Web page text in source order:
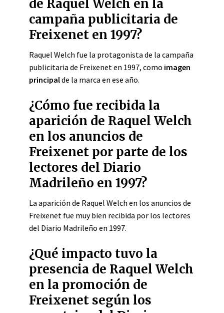
de Raquel Welch en la
campaña publicitaria de
Freixenet en 1997?
Raquel Welch fue la protagonista de la campaña
publicitaria de Freixenet en 1997, como imagen
principalde la marca en ese año.
¿Cómo fue recibida la
aparición de Raquel Welch
en los anuncios de
Freixenet por parte de los
lectores del Diario
Madrileño en 1997?
La aparición de Raquel Welch en los anuncios de
Freixenet fue muy bien recibida por los lectores
del Diario Madrileño en 1997.
¿Qué impacto tuvo la
presencia de Raquel Welch
en la promoción de
Freixenet según los